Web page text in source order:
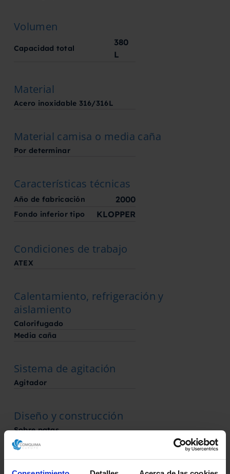
Volumen
Capacidad total
380
L
Material
Acero inoxidable 316/316L
Material camisa o media caña
Por determinar
Características técnicas
Año de fabricación 2000
Fondo inferior tipo KLOPPER
Condiciones de trabajo
ATEX
Calentamiento, refrigeración y
aislamiento
Calorifugado
Media caña
Sistema de agitación
Agitador
Diseño y construcción
Sobre patas
Información para el transporte